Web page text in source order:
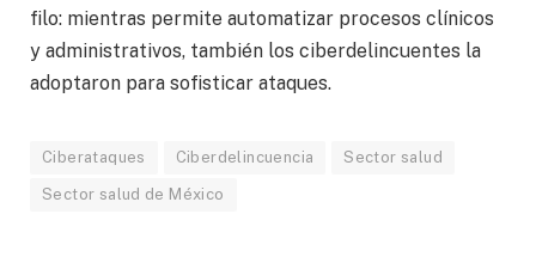
filo: mientras permite automatizar procesos clínicos
y administrativos, también los ciberdelincuentes la
adoptaron para sofisticar ataques.
Ciberataques Ciberdelincuencia Sector salud
Sector salud de México